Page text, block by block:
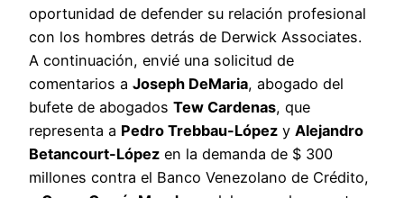
oportunidad de defender su relación profesional
con los hombres detrás de Derwick Associates.
A continuación, envié una solicitud de
comentarios a Joseph DeMaria, abogado del
bufete de abogados Tew Cardenas, que
representa a Pedro Trebbau-López y Alejandro
Betancourt-López en la demanda de $ 300
millones contra el Banco Venezolano de Crédito,